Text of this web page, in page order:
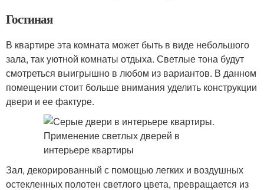
Гостиная
В квартире эта комната может быть в виде небольшого
зала, так уютной комнаты отдыха. Светлые тона будут
смотреться выигрышно в любом из вариантов. В данном
помещении стоит больше внимания уделить конструкции
двери и ее фактуре.
Зал, декорированный с помощью легких и воздушных
остекленных полотен светлого цвета, превращается из